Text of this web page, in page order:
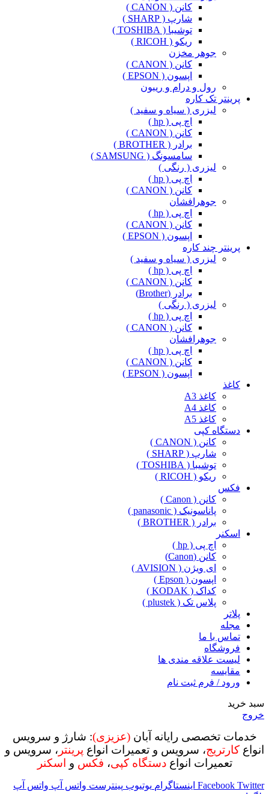
کانن ( CANON )
شارپ ( SHARP )
توشیبا ( TOSHIBA )
ریکو ( RICOH )
جوهر مخزن
کانن ( CANON )
اپسون ( EPSON )
رول و درام و ریبون
پرینتر تک کاره
لیزری ( سیاه و سفید )
اچ پی ( hp )
کانن ( CANON )
برادر ( BROTHER )
سامسونگ ( SAMSUNG )
لیزری ( رنگی )
اچ پی ( hp )
کانن ( CANON )
جوهرافشان
اچ پی ( hp )
کانن ( CANON )
اپسون ( EPSON )
پرینتر چند کاره
لیزری ( سیاه و سفید )
اچ پی ( hp )
کانن ( CANON )
برادر (Brother)
لیزری ( رنگی )
اچ پی ( hp )
کانن ( CANON )
جوهرافشان
اچ پی ( hp )
کانن ( CANON )
اپسون ( EPSON )
کاغذ
کاغذ A3
کاغذ A4
کاغذ A5
دستگاه کپی
کانن ( CANON )
شارپ ( SHARP )
توشیبا ( TOSHIBA )
ریکو ( RICOH )
فکس
کانن ( Canon )
پاناسونیک ( panasonic )
برادر ( BROTHER )
اسکنر
اچ پی ( hp )
کانن (Canon)
ای ویژن ( AVISION )
اپسون ( Epson )
کداک ( KODAK )
پلاس تک ( plustek )
پلاتر
مجله
تماس با ما
فروشگاه
لیست علاقه مندی ها
مقایسه
ورود / فرم ثبت نام
سبد خرید
خروج
خدمات تخصصی رایانه آبان (عزیزی): شارژ و سرویس
انواع کارتریج، سرویس و تعمیرات انواع پرینتر ، سرویس و
تعمیرات انواعدستگاه کپی، فکس و اسکنر
Facebook Twitter اینستاگرام یوتیوب پینترست واتس آپ واتس آپ